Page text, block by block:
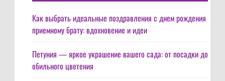
Как выбрать идеальные поздравления с днем рождения
приемному брату: вдохновение и идеи
Петуния — яркое украшение вашего сада: от посадки до
обильного цветения